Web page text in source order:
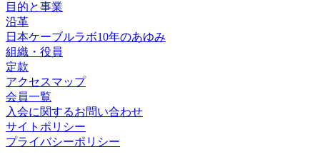
目的と事業
沿革
日本ケーブルラボ10年のあゆみ
組織・役員
定款
アクセスマップ
会員一覧
入会に関するお問い合わせ
サイトポリシー
プライバシーポリシー